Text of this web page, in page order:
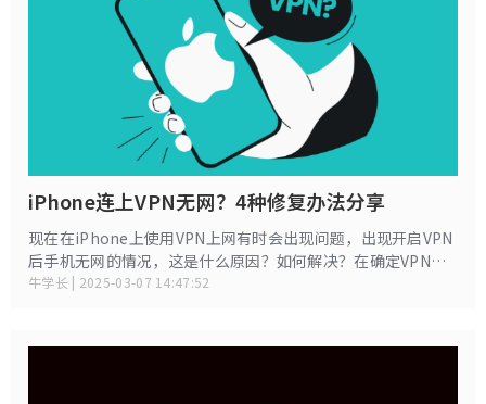
iPhone连上VPN无网？4种修复办法分享
现在在iPhone上使用VPN上网有时会出现问题，出现开启VPN
后手机无网的情况，这是什么原因？如何解决？在确定VPN节
点正常的情况下，可以使用以下办法来解决。
牛学长 | 2025-03-07 14:47:52